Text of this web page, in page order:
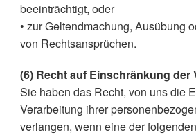
beeinträchtigt, oder
• zur Geltendmachung, Ausübung
von Rechtsansprüchen.
(6) Recht auf Einschränkung der
Sie haben das Recht, von uns die
Verarbeitung ihrer
verlangen, wenn eine der